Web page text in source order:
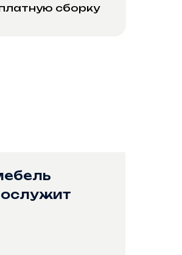
сборку